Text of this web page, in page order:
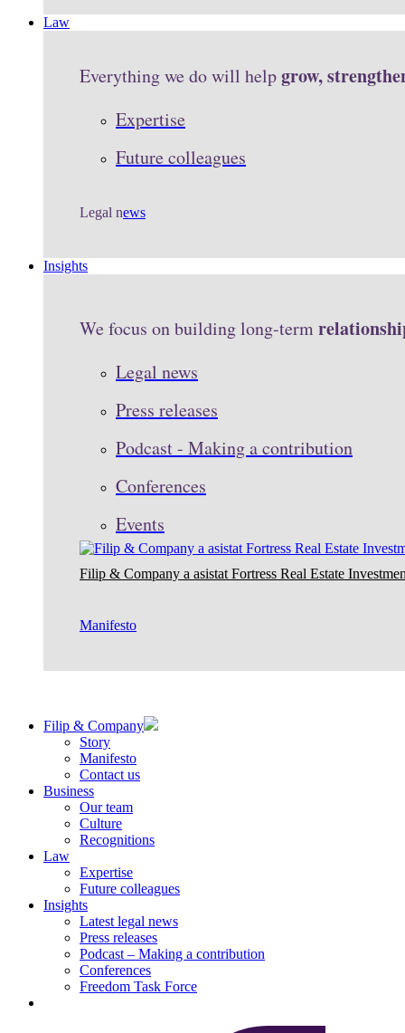
Law
Everything we do will helpgrow,
Expertise
Future colleagues
Legal news
Insights
We focus on building long-term
Legal news
Press releases
Podcast - Making a contribution
Conferences
Events
Filip & Company a asistat Fortress Real Estate
Manifesto
Filip & Company
Story
Manifesto
Contact us
Business
Our team
Culture
Recognitions
Law
Expertise
Future colleagues
Insights
Latest legal news
Press releases
Podcast – Making a contribution
Conferences
Freedom Task Force